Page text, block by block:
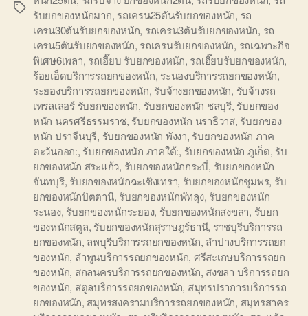
Tags รับยกของหนักมาก, รถเครน25ตันรับยกของหนัก, รถ
เครน30ตันรับยกของหนัก, รถเครน3ตันรับยกของหนัก, รถ
เครน5ตันรับยกของหนัก, รถเครนรับยกของหนัก, รถเฉพาะกิจ
พิเศษ6เพลา, รถเฮี๊ยบ รับยกของหนัก, รถเฮี๊ยบรับยกของหนัก,
ร้อยเอ็ดบริการรถยกของหนัก, ระนองบริการรถยกของหนัก,
ระยองบริการรถยกของหนัก, รับจ้างยกของหนัก, รับจ้างรถ
เทรลเลอร์ รับยกของหนัก, รับยกของหนัก ชลบุรี, รับยกของ
หนัก นครศรีธรรมราช, รับยกของหนัก นราธิวาส, รับยกของ
หนัก ปราจีนบุรี, รับยกของหนัก พังงา, รับยกของหนัก ภาค
ตะวันออก:, รับยกของหนัก ภาคใต้:, รับยกของหนัก ภูเก็ต, รับ
ยกของหนัก สระแก้ว, รับยกของหนักกระบี่, รับยกของหนัก
จันทบุรี, รับยกของหนักฉะเชิงเทรา, รับยกของหนักชุมพร, รับ
ยกของหนักปัตตานี, รับยกของหนักพัทลุง, รับยกของหนัก
ระนอง, รับยกของหนักระยอง, รับยกของหนักสงขลา, รับยก
ของหนักสตูล, รับยกของหนักสุราษฎร์ธานี, ราชบุรีบริการรถ
ยกของหนัก, ลพบุรีบริการรถยกของหนัก, ลำปางบริการรถยก
ของหนัก, ลำพูนบริการรถยกของหนัก, ศรีสะเกษบริการรถยก
ของหนัก, สกลนครบริการรถยกของหนัก, สงขลา บริการรถยก
ของหนัก, สตูลบริการรถยกของหนัก, สมุทรปราการบริการรถ
ยกของหนัก, สมุทรสงครามบริการรถยกของหนัก, สมุทรสาคร